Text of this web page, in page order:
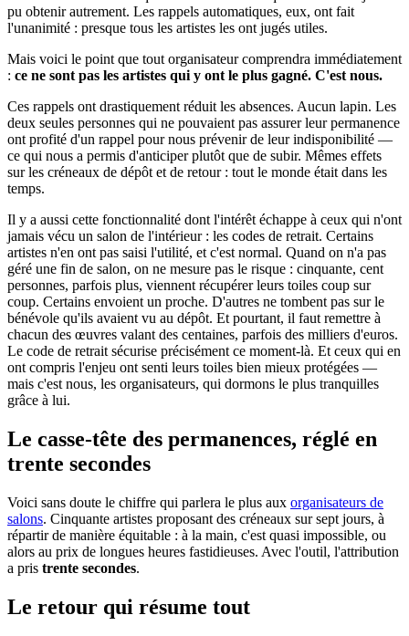
pu obtenir autrement. Les rappels automatiques, eux, ont fait
l'unanimité : presque tous les artistes les ont jugés utiles.
Mais voici le point que tout organisateur comprendra immédiatement
: ce ne sont pas les artistes qui y ont le plus gagné. C'est nous.
Ces rappels ont drastiquement réduit les absences. Aucun lapin. Les
deux seules personnes qui ne pouvaient pas assurer leur permanence
ont profité d'un rappel pour nous prévenir de leur indisponibilité —
ce qui nous a permis d'anticiper plutôt que de subir. Mêmes effets
sur les créneaux de dépôt et de retour : tout le monde était dans les
temps.
Il y a aussi cette fonctionnalité dont l'intérêt échappe à ceux qui n'ont
jamais vécu un salon de l'intérieur : les codes de retrait. Certains
artistes n'en ont pas saisi l'utilité, et c'est normal. Quand on n'a pas
géré une fin de salon, on ne mesure pas le risque : cinquante, cent
personnes, parfois plus, viennent récupérer leurs toiles coup sur
coup. Certains envoient un proche. D'autres ne tombent pas sur le
bénévole qu'ils avaient vu au dépôt. Et pourtant, il faut remettre à
chacun des œuvres valant des centaines, parfois des milliers d'euros.
Le code de retrait sécurise précisément ce moment-là. Et ceux qui en
ont compris l'enjeu ont senti leurs toiles bien mieux protégées —
mais c'est nous, les organisateurs, qui dormons le plus tranquilles
grâce à lui.
Le casse-tête des permanences, réglé en
trente secondes
Voici sans doute le chiffre qui parlera le plus aux organisateurs de
salons. Cinquante artistes proposant des créneaux sur sept jours, à
répartir de manière équitable : à la main, c'est quasi impossible, ou
alors au prix de longues heures fastidieuses. Avec l'outil, l'attribution
a pris trente secondes.
Le retour qui résume tout